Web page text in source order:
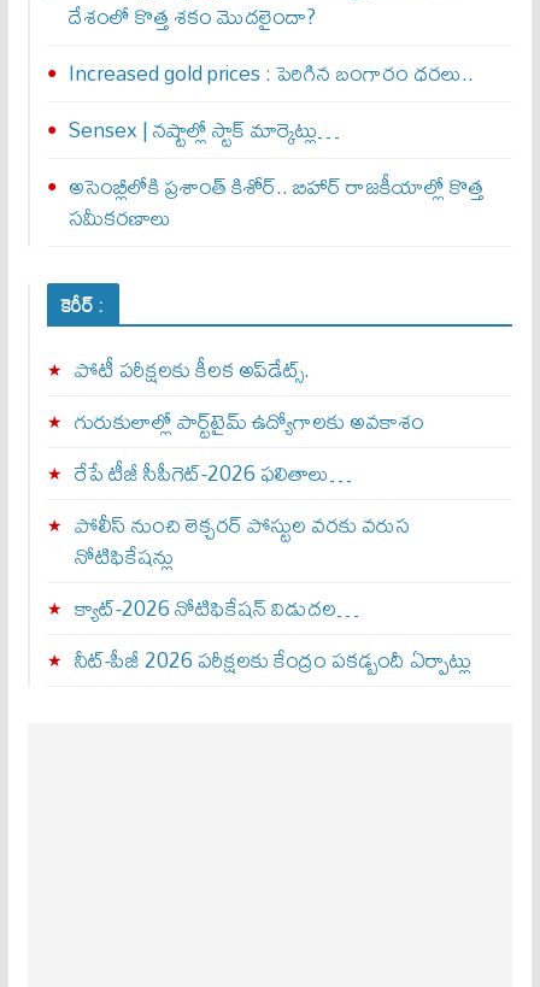
దేశంలో కొత్త శకం మొదలైందా?
Increased gold prices : పెరిగిన బంగారం ధరలు..
Sensex | నష్టాల్లో స్టాక్ మార్కెట్లు…
అసెంబ్లీలోకి ప్రశాంత్ కిశోర్.. బిహార్ రాజకీయాల్లో కొత్త
సమీకరణాలు
కెరీర్ :
పోటీ పరీక్షలకు కీలక అప్‌డేట్స్.
గురుకులాల్లో పార్ట్‌టైమ్ ఉద్యోగాలకు అవకాశం
రేపే టీజీ సీపీగెట్‌-2026 ఫలితాలు…
పోలీస్ నుంచి లెక్చరర్ పోస్టుల వరకు వరుస
నోటిఫికేషన్లు
క్యాట్-2026 నోటిఫికేషన్ విడుదల…
నీట్-పీజీ 2026 పరీక్షలకు కేంద్రం పకడ్బందీ ఏర్పాట్లు